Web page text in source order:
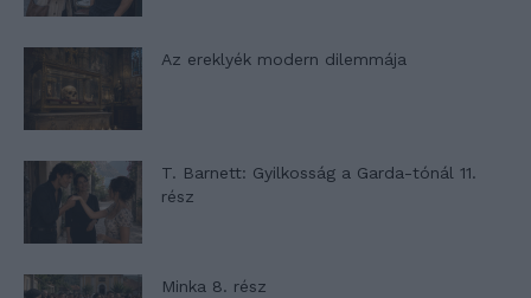
Az ereklyék modern dilemmája
T. Barnett: Gyilkosság a Garda-tónál 11.
rész
Minka 8. rész